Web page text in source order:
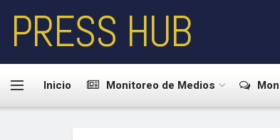
PRESS HUB
Inicio Monitoreo de Medios